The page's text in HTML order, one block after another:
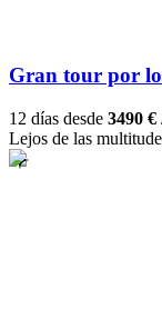
Gran tour por
12 días desde 3490 €
Lejos de las